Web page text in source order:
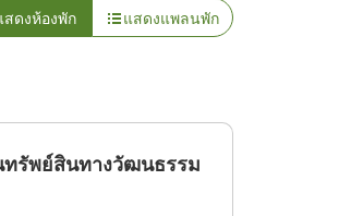
สดงห้องพัก แสดงแพลนพัก
ทรัพย์สินทางวัฒนธรรม